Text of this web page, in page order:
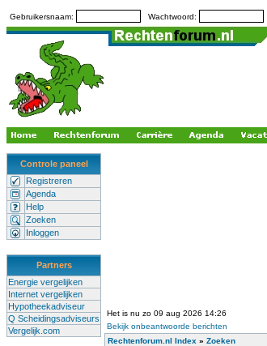
Gebruikersnaam: Wachtwoord:
Controle paneel
Registreren
Agenda
Help
Zoeken
Inloggen
Partners
Energie vergelijken
Internet vergelijken
Hypotheekadviseur
Q Scheidingsadviseurs
Vergelijk.com
Het is nu zo 09 aug 2026 14:26
Bekijk onbeantwoorde berichten
Rechtenforum.nl Index » Zoeken